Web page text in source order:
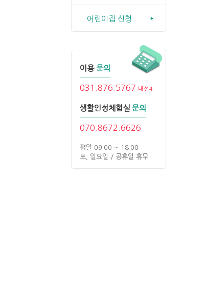
어린이집 신청
이용 문의
031.876.5767 내선4
생활인성체험실 문의
070.8672.6626
평일 09:00 ~ 18:00
토, 일요일 / 공휴일 휴무